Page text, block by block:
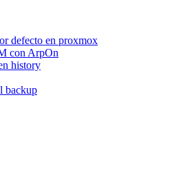
defecto en proxmox
con ArpOn
history
backup